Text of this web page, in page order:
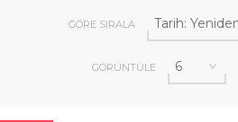
GÖRE SIRALA
GÖRÜNTÜLE